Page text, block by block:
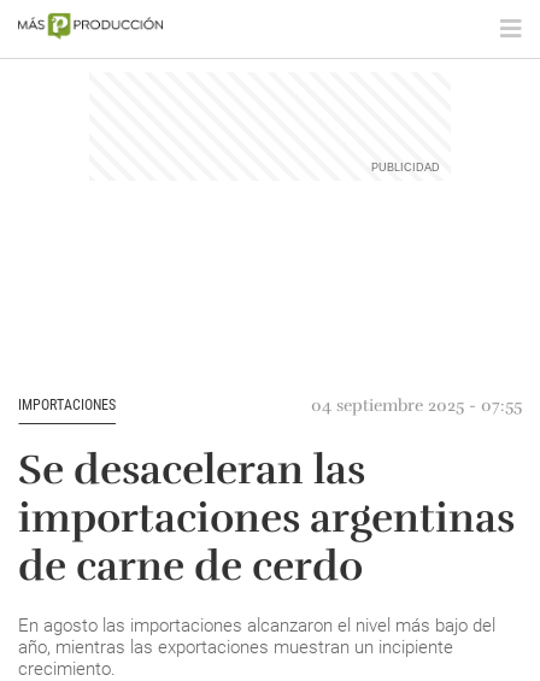
IMPORTACIONES 04 septiembre 2025 - 07:55
Se desaceleran las
importaciones argentinas
de carne de cerdo
En agosto las importaciones alcanzaron el nivel más bajo del
año, mientras las exportaciones muestran un incipiente
crecimiento.